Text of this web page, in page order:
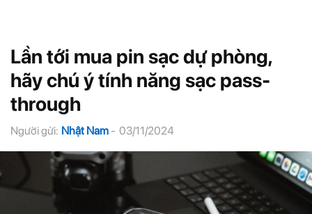
Lần tới mua pin sạc dự phòng,
hãy chú ý tính năng sạc pass-
through
Người gửi: Nhật Nam - 03/11/2024